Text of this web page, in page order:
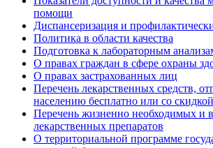
помощи
Диспансеризация и
Политика в области качества
Подготовка к лабораторным
О правах граждан в сфере охраны
О правах застрахованных лиц
Перечень лекарственных средств,
населению бесплатно или со
Перечень жизненно необходимых и
лекарственных препаратов
О территориальной программе